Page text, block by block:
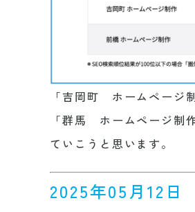
「吉岡町 ホームページ
「群馬 ホームページ制
ていこうと思います。
2025年05月12